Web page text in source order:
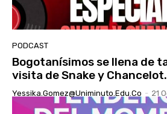
PODCAST
Bogotanísimos se llena de
visita de Snake y Chancelot.
Yessika.gomez@uniminuto.edu.co - 21